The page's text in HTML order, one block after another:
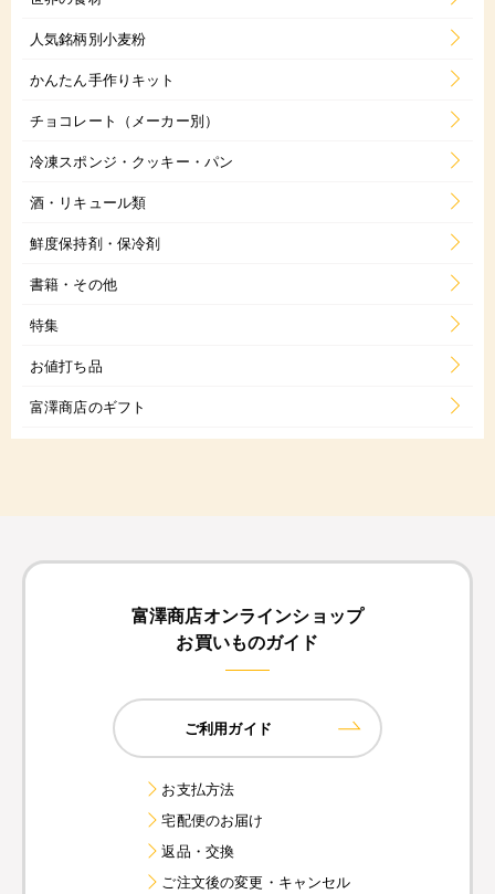
人気銘柄別小麦粉
かんたん手作りキット
チョコレート（メーカー別）
冷凍スポンジ・クッキー・パン
酒・リキュール類
鮮度保持剤・保冷剤
書籍・その他
特集
お値打ち品
富澤商店のギフト
富澤商店オンラインショップ
お買いものガイド
ご利用ガイド
お支払方法
宅配便のお届け
返品・交換
ご注文後の変更・キャンセル